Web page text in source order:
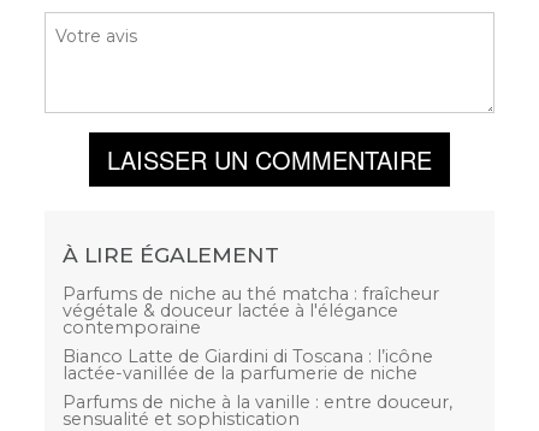
LAISSER UN COMMENTAIRE
À LIRE ÉGALEMENT
Parfums de niche au thé matcha : fraîcheur
végétale & douceur lactée à l'élégance
contemporaine
Bianco Latte de Giardini di Toscana : l’icône
lactée-vanillée de la parfumerie de niche
Parfums de niche à la vanille : entre douceur,
sensualité et sophistication